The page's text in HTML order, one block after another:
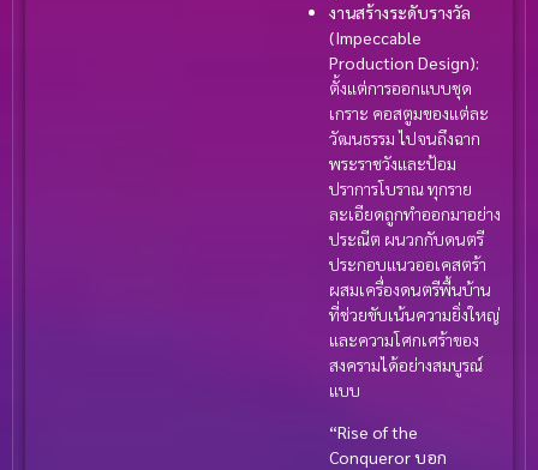
งานสร้างระดับรางวัล
(Impeccable
Production Design):
ตั้งแต่การออกแบบชุด
เกราะ คอสตูมของแต่ละ
วัฒนธรรม ไปจนถึงฉาก
พระราชวังและป้อม
ปราการโบราณ ทุกราย
ละเอียดถูกทำออกมาอย่าง
ประณีต ผนวกกับดนตรี
ประกอบแนวออเคสตร้า
ผสมเครื่องดนตรีพื้นบ้าน
ที่ช่วยขับเน้นความยิ่งใหญ่
และความโศกเศร้าของ
สงครามได้อย่างสมบูรณ์
แบบ
“Rise of the
Conqueror บอก